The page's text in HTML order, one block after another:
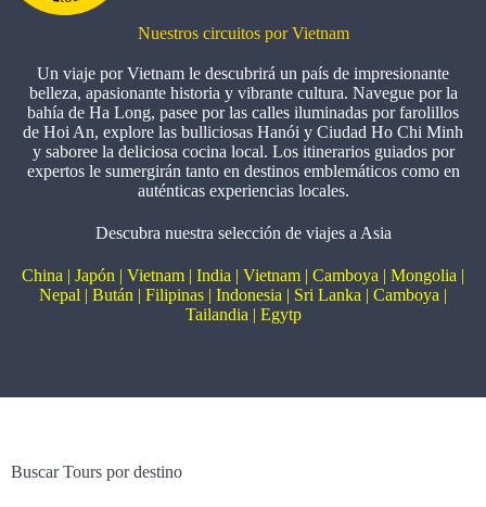
Nuestros circuitos por Vietnam
Un viaje por Vietnam le descubrirá un país de impresionante
belleza, apasionante historia y vibrante cultura. Navegue por la
bahía de Ha Long, pasee por las calles iluminadas por farolillos
de Hoi An, explore las bulliciosas Hanói y Ciudad Ho Chi Minh
y saboree la deliciosa cocina local. Los itinerarios guiados por
expertos le sumergirán tanto en destinos emblemáticos como en
auténticas experiencias locales.
Descubra nuestra selección de viajes a Asia
China | Japón | Vietnam | India | Vietnam | Camboya | Mongolia |
Nepal | Bután | Filipinas | Indonesia | Sri Lanka | Camboya |
Tailandia | Egytp
Buscar Tours por destino